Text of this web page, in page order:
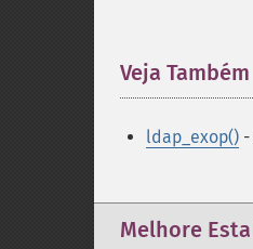
Veja Também
ldap_exop()
Melhore